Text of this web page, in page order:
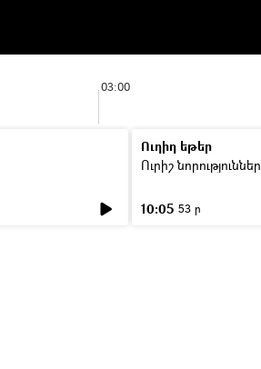
03:00
Ուղիղ եթեր
Ուրիշ նորություններ
10:05 53 ր